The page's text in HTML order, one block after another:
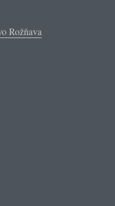
Rožňava